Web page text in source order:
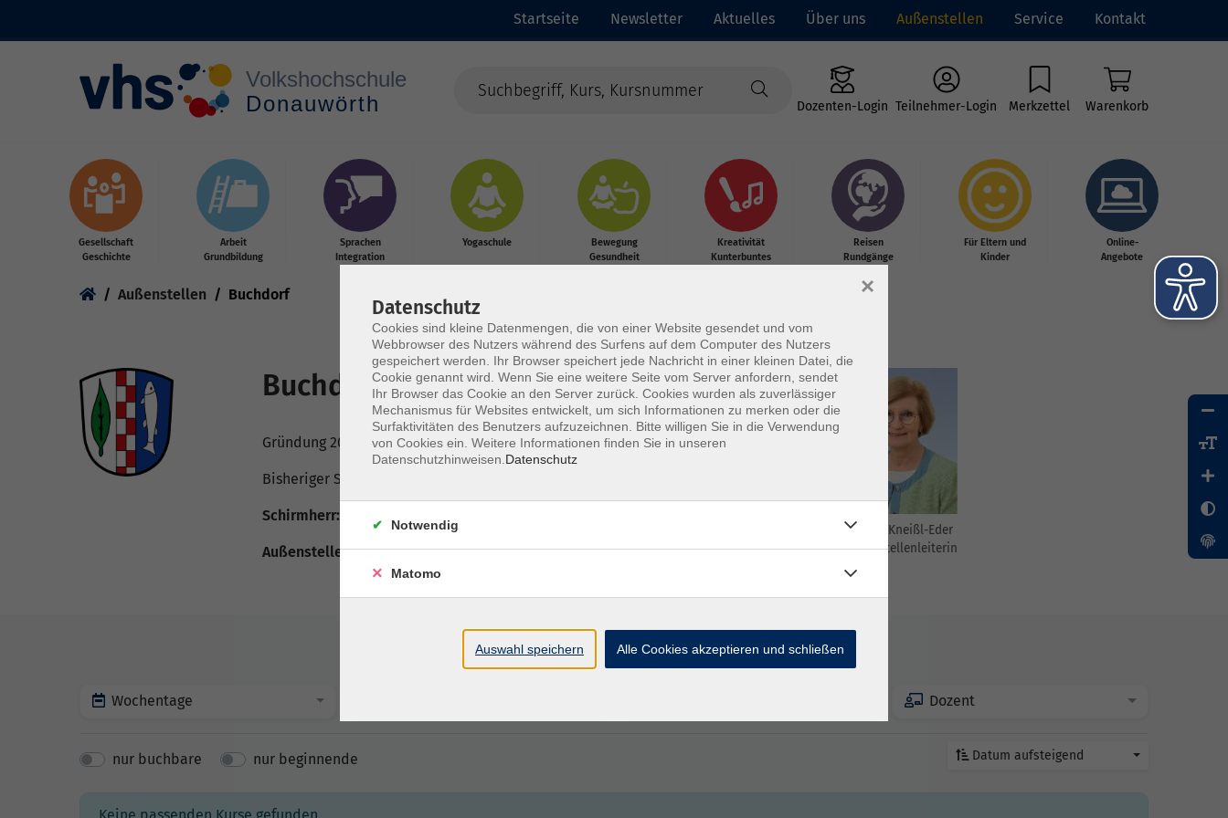
Startseite Newsletter Aktuelles Über uns Außenstellen Service Kontakt
Dozenten-Login Teilnehmer-Login Merkzettel Warenkorb
Gesellschaft
Geschichte
Arbeit
Grundbildung
Sprachen
Integration
Yogaschule
Bewegung
Gesundheit
Kreativität
Kunterbuntes
Reisen
Rundgänge
Für Eltern und
Kinder
Online-
Angebote
Außenstellen Buchdorf
Buchdorf
Gründung 2023
Bisheriger Schirmherr: Walter Grob
Schirmherr:
Außenstellenleiterin:Ursula Kneißl-Eder
Bürgermeister
Ursula Kneißl-Eder
Außenstellenleiterin
Wochentage Dozent
nur buchbare nur beginnende Datum aufsteigend
Datenschutz
Cookies sind kleine Datenmengen, die von einer Website gesendet und vom
Webbrowser des Nutzers während des Surfens auf dem Computer des Nutzers
gespeichert werden. Ihr Browser speichert jede Nachricht in einer kleinen Datei, die
Cookie genannt wird. Wenn Sie eine weitere Seite vom Server anfordern, sendet
Ihr Browser das Cookie an den Server zurück. Cookies wurden als zuverlässiger
Mechanismus für Websites entwickelt, um sich Informationen zu merken oder die
Surfaktivitäten des Benutzers aufzuzeichnen. Bitte willigen Sie in die Verwendung
von Cookies ein. Weitere Informationen finden Sie in unseren
Datenschutzhinweisen. Datenschutz
×
Notwendig
Matomo
Auswahl speichern Alle Cookies akzeptieren und schließen